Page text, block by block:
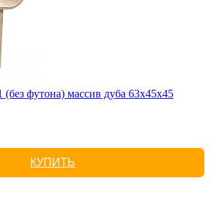
футона) массив дуба 63х45х45
КУПИТЬ